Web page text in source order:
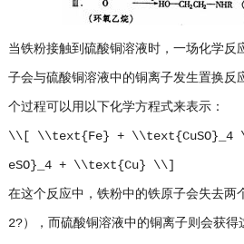
当铁粉接触到硫酸铜溶液时，一场化学反
子会与硫酸铜溶液中的铜离子发生置换反
个过程可以用以下化学方程式来表示：
\\[ \\text{Fe} +
eSO}_4 + \\text{Cu} \\]
在这个反应中，铁粉中的铁原子会失去两
2?），而硫酸铜溶液中的铜离子则会获得